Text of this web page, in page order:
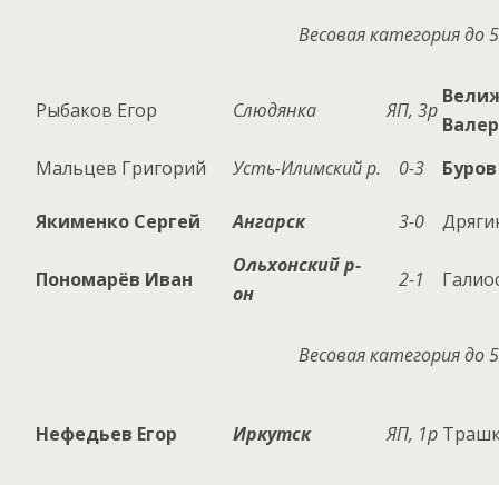
Весовая категория до
Рыбаков Егор Слюдянка ЯП, 3р
Мальцев Григорий
Усть-Илимский р. 0-3
Якименко Сергей Ангарск 3-0
Пономарёв Иван
Ольхонский р-
он
2-1
Весовая категория до
Нефедьев Егор Иркутск ЯП, 1р